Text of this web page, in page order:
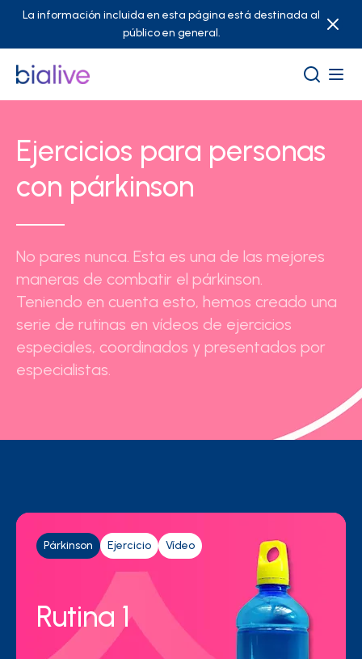
La información incluida en esta página está destinada al
público en general.
Ejercicios para personas
con párkinson
No pares nunca. Esta es una de las mejores
maneras de combatir el párkinson.
Teniendo en cuenta esto, hemos creado una
serie de rutinas en vídeos de ejercicios
especiales, coordinados y presentados por
especialistas.
Párkinson Ejercicio Vídeo
Rutina 1